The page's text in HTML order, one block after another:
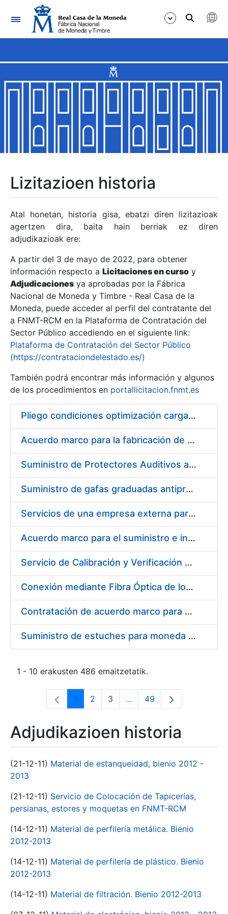
Nabigazioa
Erakutsi/Ezkutatu
Erakutsi/Ezkutatu
Erakutsi/Ezkutatu
Erakutsi/Ezkutatu
Erakutsi/Ezkutatu
Erakutsi/Ezkutatu
Erakutsi/Ezkutatu
Erakutsi/Ezkutatu
Lizitazioen historia
Atal honetan, historia gisa, ebatzi diren lizitazioak
agertzen dira, baita hain berriak ez diren
adjudikazioak ere:
A partir del 3 de mayo de 2022, para obtener
información respecto a Licitaciones en curso y
Adjudicaciones ya aprobadas por la Fábrica
Nacional de Moneda y Timbre - Real Casa de la
Moneda, puede acceder al perfil del contratante del
a FNMT-RCM en la Plataforma de Contratación del
Sector Público accediendo en el siguiente link:
Plataforma de Contratación del Sector Público
(https://contrataciondelestado.es/)
También podrá encontrar más información y algunos
de los procedimientos en portallicitacion.fnmt.es
Pliego condiciones optimización cargas compras firmado
Acuerdo marco para la fabricación de piezas
Suministro de Protectores Auditivos a medida para las personas trabajadoras de los Centros de Trabajo de Madrid y Burgos
Suministro de gafas graduadas antiproyecciones para los trabajadores de la FNMT-RCM en los centros de trabajo de Madrid y Burgos
Servicios de una empresa externa para el asesoramiento y resolución de los recursos de alzada que se presentan relacionados con procesos de selección para la FNMT-RCM
Acuerdo marco para el suministro e instalación de persianas, estores y otros complementos
Servicio de Calibración y Verificación Externa de los Equipos de Medición del Servicio de Prevención de la FNMT-RCM
Conexión mediante Fibra Óptica de los Centros de Proceso de Datos (CPDs) de las sedes de la FNMT-RCM de Burgos y Madrid
Contratación de acuerdo marco para el Suministro de Material de Electricidad para la Fábrica Nacional de Moneda y Timbre-Real Casa de la Moneda en su centro de trabajo de Burgos
Suministro de estuches para moneda de 30 €
1 - 10 erakusten 486 emaitzetatik.
Orrialdea
1 Orrialdea
2 Orrialdea
3 ...Intermediate Pages Use
Orrialdea
49
Adjudikazioen historia
(21-12-11) Material de estanqueidad, bienio 2012 -
2013
(21-12-11) Servicio de Colocación de Tapicerías,
persianas, estores y moquetas en FNMT-RCM
(14-12-11) Material de perfilería metálica. Bienio
2012-2013
(14-12-11) Material de perfilería de plástico. Bienio
2012-2013
(14-12-11) Material de filtración. Bienio 2012-2013